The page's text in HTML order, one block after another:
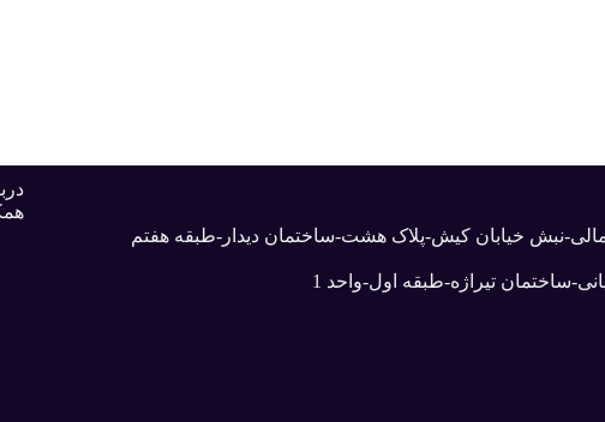
نبش خیابان کیش-پلاک هشت-ساختمان دیدار-طبقه هفتم
ساختمان تیراژه-طبقه اول-واحد 1